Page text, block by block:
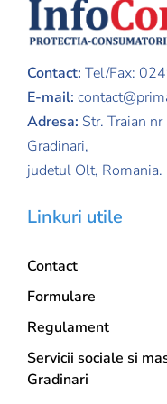
Info publice
Monitorul Oficial
Proiecte
Autentificare
Contact: Tel/Fax:
E-mail:
Adresa: Str. Traian nr
Gradinari,
judetul Olt, Romania.
Linkuri utile
Contact
Formulare
Regulament
Servicii sociale si
Gradinari